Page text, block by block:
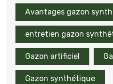
Avantages gazon
entretien gazon
Gazon artificiel
Gazon synthétique